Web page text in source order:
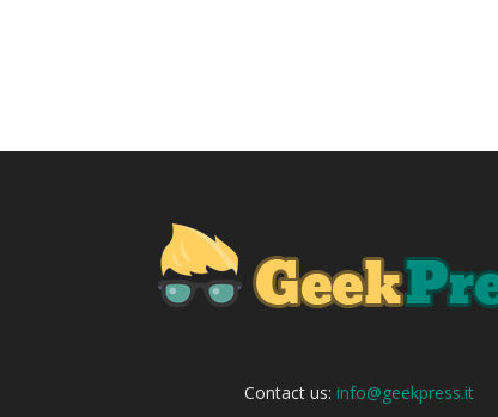
Contact us: info@geekpress.it